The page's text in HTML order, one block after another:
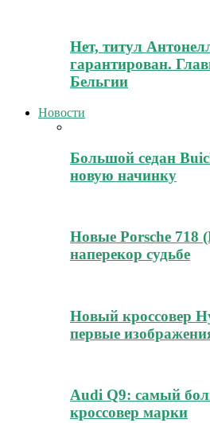
Нет, титул
гарантирован.
Бельгии
Новости
Большой седан
новую начинку
Новые Porsche 718
наперекор судьбе
Новый кроссовер
первые
Audi Q9: самый
кроссовер марки